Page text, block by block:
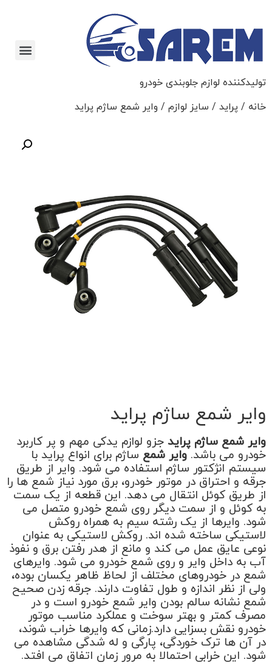
تولیدکننده لوازم جلوبندی خودرو
خانه / پراید / سایز لوازم / وایر شمع ساژم پراید
وایر شمع ساژم پراید
وایر شمع ساژم پراید جزو لوازم یدکی مهم و پر کاربرد
خودرو می باشد. وایر شمع ساژم برای انواع پراید با
سیستم انژکتور ساژم استفاده می شود. وایر از طریق
جرقه و احتراق در موتور خودرو، برق مورد نیاز شمع ها را
از طریق کوئل انتقال می دهد. این قطعه از یک سمت
به کوئل و از سمت دیگر روی شمع خودرو متصل می
شود. وایرها از یک رشته سیم به همراه روکش
لاستیکی ساخته شده اند. روکش لاستیکی به عنوان
نوعی عایق عمل می کند و مانع از هدر رفتن برق و نفوذ
آب به داخل وایر و روی شمع خودرو می شود. وایرهای
شمع در خودروهای مختلف از لحاظ ظاهر یکسان بوده،
ولی از نظر اندازه و طول تفاوت دارند. جرقه زدن صحیح
شمع نشانه سالم بودن وایر شمع خودرو است و در
مصرف کمتر و بهتر سوخت و عملکرد مناسب موتور
خودرو نقش بسزایی دارد.زمانی که وایرها خراب شوند،
در آن ها ترک خوردگی، پارگی و له شدگی مشاهده می
شود. این خرابی احتمالا به مرور زمان اتفاق می افتد.